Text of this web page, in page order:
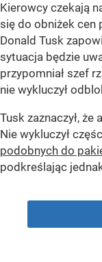
Kierowcy czekają
się do obniżek cen
Donald Tusk
sytuacja będzie
przypomniał szef
nie wykluczył
Tusk zaznaczył,
Nie wykluczył
podobnych do
podkreślając